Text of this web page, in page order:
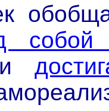
собой
и